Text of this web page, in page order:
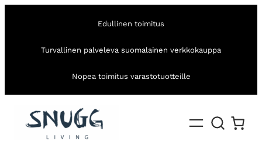
Edullinen toimitus
Turvallinen palveleva suomalainen verkkokauppa
Nopea toimitus varastotuotteille